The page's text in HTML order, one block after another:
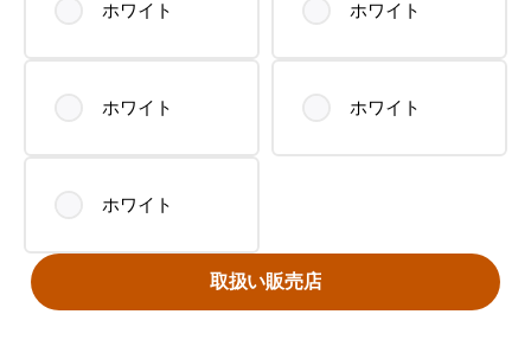
ホワイト ホワイト
ホワイト ホワイト
ホワイト
取扱い販売店